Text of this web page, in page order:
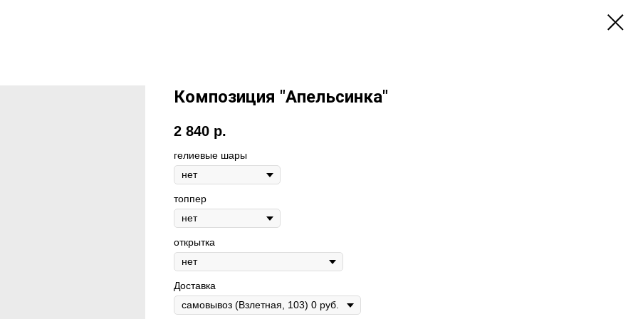
Композиция "Апельсинка"
2 840 р.
гелиевые шары
топпер
открытка
Доставка